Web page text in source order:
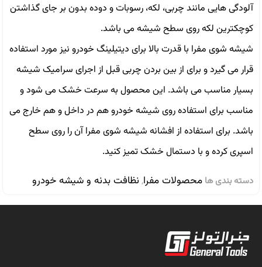
آلودگی هایی مانند چربی، لکه، رسوبات و دوده بدون بر جای گذاشتن
کوچکترین لکه روی سطح شیشه می باشد.
شيشه شوى مفرا با قدرت بالا براى ديتيلينگ خودرو نيز مورد استفاده
قرار مى گيرد و براى از بين بردن چربى قبل از اجراى سراميک شيشه
بسيار مناسب مى باشد. اين محصول به سرعت خشک مى شود و
مناسب براى استفاده روى شيشه خودرو هم در داخل و هم خارج مى
باشد. برای استفاده از افشانه شیشه شوی مفرا آن را روی سطح
اسپری کرده و با دستمال خشک تمیز کنید.
دسته بندی ها محصولات مفرا, نظافت بدنه و شیشه خودرو